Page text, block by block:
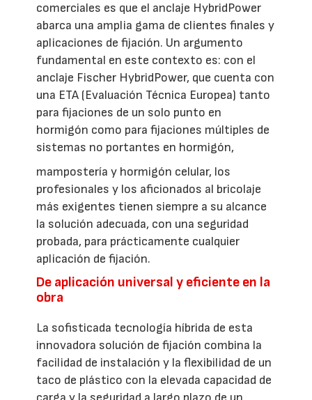
comerciales es que el anclaje HybridPower
abarca una amplia gama de clientes finales y
aplicaciones de fijación. Un argumento
fundamental en este contexto es: con el
anclaje Fischer HybridPower, que cuenta con
una ETA (Evaluación Técnica Europea) tanto
para fijaciones de un solo punto en
hormigón como para fijaciones múltiples de
sistemas no portantes en hormigón,
mampostería y hormigón celular, los
profesionales y los aficionados al bricolaje
más exigentes tienen siempre a su alcance
la solución adecuada, con una seguridad
probada, para prácticamente cualquier
aplicación de fijación.
De aplicación universal y eficiente en la
obra
La sofisticada tecnología híbrida de esta
innovadora solución de fijación combina la
facilidad de instalación y la flexibilidad de un
taco de plástico con la elevada capacidad de